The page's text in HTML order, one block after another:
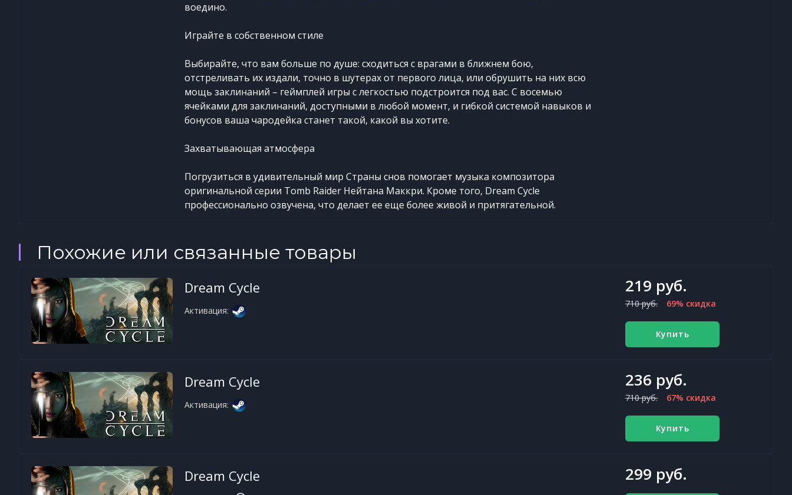
воедино.
Играйте в собственном стиле
Выбирайте, что вам больше по душе: сходиться с врагами в ближнем бою,
отстреливать их издали, точно в шутерах от первого лица, или обрушить на них всю
мощь заклинаний – геймплей игры с легкостью подстроится под вас. С восемью
ячейками для заклинаний, доступными в любой момент, и гибкой системой навыков и
бонусов ваша чародейка станет такой, какой вы хотите.
Захватывающая атмосфера
Погрузиться в удивительный мир Страны снов помогает музыка композитора
оригинальной серии Tomb Raider Нейтана Маккри. Кроме того, Dream Cycle
профессионально озвучена, что делает ее еще более живой и притягательной.
Похожие или связанные товары
Dream Cycle
Активация:
219 руб.
710 руб. 69% скидка
Купить
Dream Cycle
Активация:
236 руб.
710 руб. 67% скидка
Купить
Dream Cycle 299 руб.